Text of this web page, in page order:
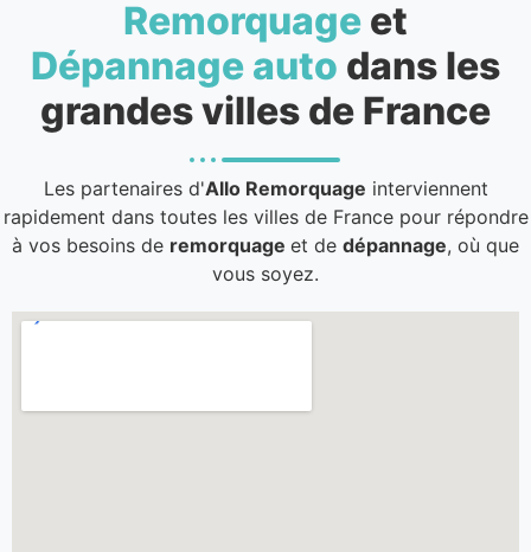
Remorquage et
Dépannage auto dans les
grandes villes de France
Les partenaires d'Allo Remorquage interviennent
rapidement dans toutes les villes de France pour répondre
à vos besoins de remorquage et de dépannage, où que
vous soyez.